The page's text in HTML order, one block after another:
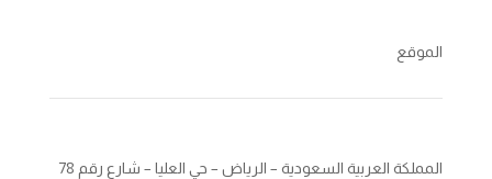
الموقع
المملكة العربية السعودية – الرياض – حي العليا – شارع رقم 78